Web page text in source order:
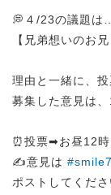
💭４/23の議題
【兄弟想いのお
理由と一緒に、
募集した意見は
⏰投票➡︎お昼12
✍️意見は
ポストしてくだ